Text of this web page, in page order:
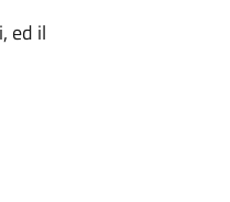
ed il